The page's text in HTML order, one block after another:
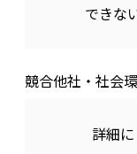
できな
競合他社・社会
詳細に